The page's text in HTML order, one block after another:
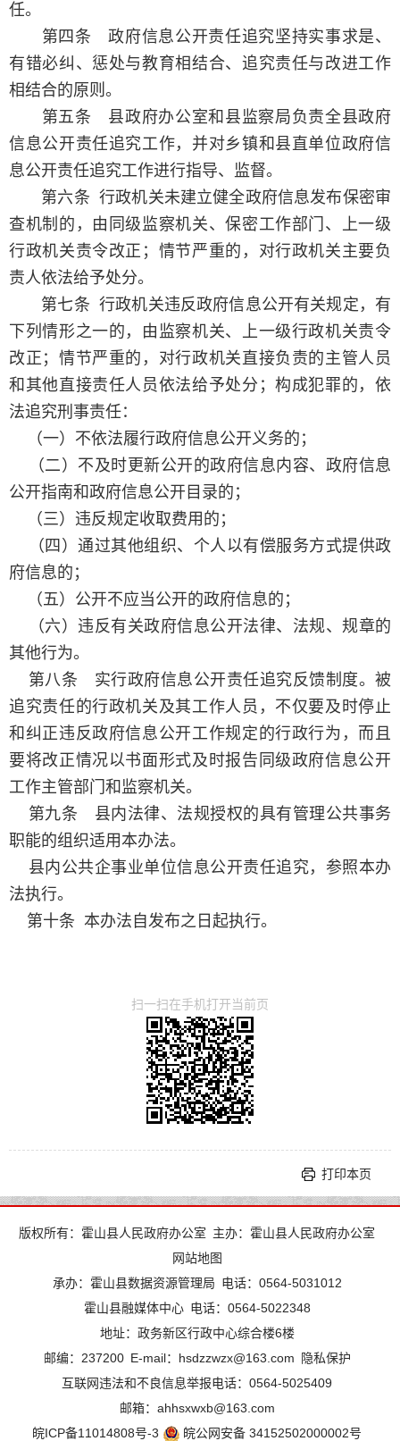
任。
第四条 政府信息公开责任追究坚持实事求是、
有错必纠、惩处与教育相结合、追究责任与改进工作
相结合的原则。
第五条 县政府办公室和县监察局负责全县政府
信息公开责任追究工作，并对乡镇和县直单位政府信
息公开责任追究工作进行指导、监督。
第六条 行政机关未建立健全政府信息发布保密审
查机制的，由同级监察机关、保密工作部门、上一级
行政机关责令改正；情节严重的，对行政机关主要负
责人依法给予处分。
第七条 行政机关违反政府信息公开有关规定，有
下列情形之一的，由监察机关、上一级行政机关责令
改正；情节严重的，对行政机关直接负责的主管人员
和其他直接责任人员依法给予处分；构成犯罪的，依
法追究刑事责任：
（一）不依法履行政府信息公开义务的；
（二）不及时更新公开的政府信息内容、政府信息
公开指南和政府信息公开目录的；
（三）违反规定收取费用的；
（四）通过其他组织、个人以有偿服务方式提供政
府信息的；
（五）公开不应当公开的政府信息的；
（六）违反有关政府信息公开法律、法规、规章的
其他行为。
第八条 实行政府信息公开责任追究反馈制度。被
追究责任的行政机关及其工作人员，不仅要及时停止
和纠正违反政府信息公开工作规定的行政行为，而且
要将改正情况以书面形式及时报告同级政府信息公开
工作主管部门和监察机关。
第九条 县内法律、法规授权的具有管理公共事务
职能的组织适用本办法。
县内公共企事业单位信息公开责任追究，参照本办
法执行。
第十条 本办法自发布之日起执行。
扫一扫在手机打开当前页
打印本页
版权所有：霍山县人民政府办公室 主办：霍山县人民政府办公室
网站地图
承办：霍山县数据资源管理局 电话：0564-5031012
霍山县融媒体中心 电话：0564-5022348
地址：政务新区行政中心综合楼6楼
邮编：237200 E-mail：hsdzzwzx@163.com
隐私保护
互联网违法和不良信息举报电话：0564-5025409
邮箱：ahhsxwxb@163.com
皖ICP备11014808号-3
皖公网安备 34152502000002号